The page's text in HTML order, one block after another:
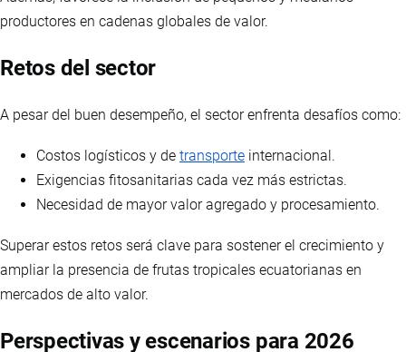
productores en cadenas globales de valor.
Retos del sector
A pesar del buen desempeño, el sector enfrenta desafíos como:
Costos logísticos y de transporte internacional.
Exigencias fitosanitarias cada vez más estrictas.
Necesidad de mayor valor agregado y procesamiento.
Superar estos retos será clave para sostener el crecimiento y
ampliar la presencia de frutas tropicales ecuatorianas en
mercados de alto valor.
Perspectivas y escenarios para 2026